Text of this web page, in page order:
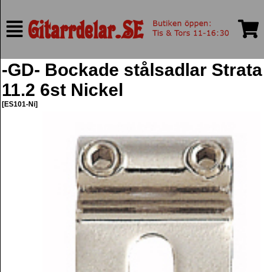
-GD- Bockade stålsadlar Strata
11.2 6st Nickel
[ES101-Ni]